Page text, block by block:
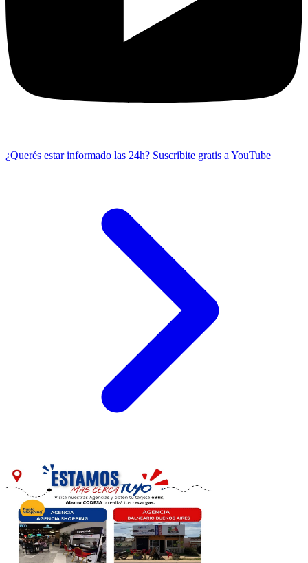
¿Querés estar informado las 24h? Suscribite gratis a YouTube